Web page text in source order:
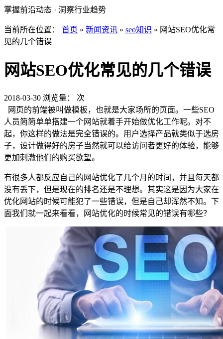
掌握前沿动态 · 洞察行业趋势
当前所在位置： 首页 » 新闻资讯 » seo知识 » 网站SEO优化常
见的几个错误
网站SEO优化常见的几个错误
2018-03-30 浏览量：
次
网页的前端被叫做模板，也就是大家场所的页面。一些SEO
人员简简单单搭建一个网站就着手开始做优化工作呢。对不
起，你这样的做法是完全错误的。用户选择产品就类似于选房
子，设计做得好的房子当然就可以给访问者更好的体验，能够
更加刺激他们的购买欲望。
有很多人都反应自己的网站优化了几个月的时间，并且每天都
没有丢下，但是现在的排名还是不理想。其实这是因为大家在
优化网站的时候可能犯了一些错误，但是自己却浑然不知。下
面我们就一起来看看，网站优化的时候常见的错误有哪些？